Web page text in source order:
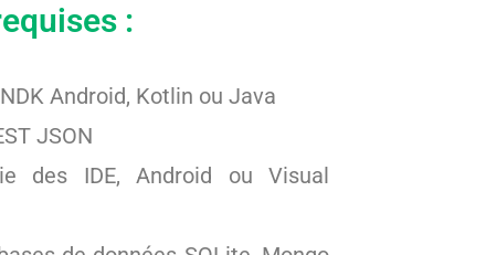
:
Android, Kotlin ou Java
JSON
des IDE, Android ou Visual